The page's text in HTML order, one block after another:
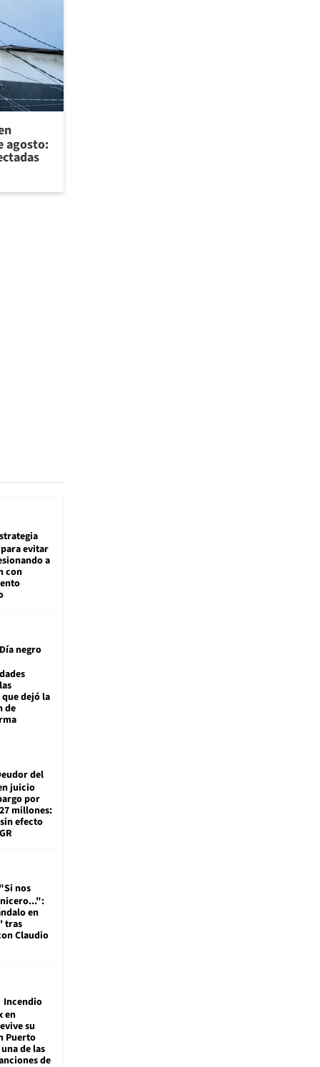
agosto:
evitar
a
con
negro
dejó la
de
del
juicio
por
millones:
efecto
"Si nos
en
tras
Claudio
Incendio
en
su
Puerto
de las
de